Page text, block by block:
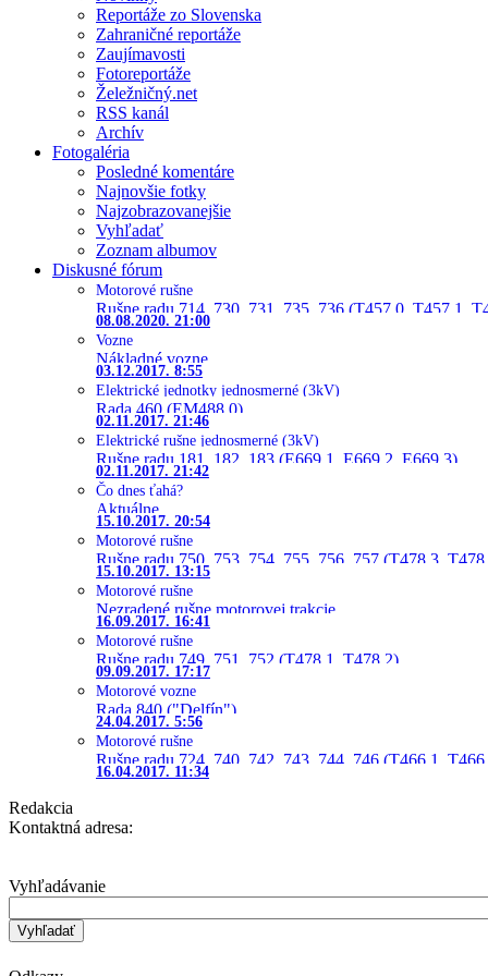
Reportáže zo Slovenska
Zahraničné reportáže
Zaujímavosti
Fotoreportáže
Želežničný.net
RSS kanál
Archív
Fotogaléria
Posledné komentáre
Najnovšie fotky
Najzobrazovanejšie
Vyhľadať
Zoznam albumov
Diskusné fórum
Motorové rušne
Rušne radu 714, 730, 731, 735, 736 (T457.0, T457.1,
08.08.2020. 21:00
Vozne
Nákladné vozne
03.12.2017. 8:55
Elektrické jednotky jednosmerné (3kV)
Rada 460 (EM488.0)
02.11.2017. 21:46
Elektrické rušne jednosmerné (3kV)
Rušne radu 181, 182, 183 (E669.1, E669.2, E669.3)
02.11.2017. 21:42
Čo dnes ťahá?
Aktuálne
15.10.2017. 20:54
Motorové rušne
Rušne radu 750, 753, 754, 755, 756, 757 (T478.3,
15.10.2017. 13:15
Motorové rušne
Nezradené rušne motorovej trakcie
16.09.2017. 16:41
Motorové rušne
Rušne radu 749, 751, 752 (T478.1, T478.2)
09.09.2017. 17:17
Motorové vozne
Rada 840 ("Delfín")
24.04.2017. 5:56
Motorové rušne
Rušne radu 724, 740, 742, 743, 744, 746 (T466.1,
16.04.2017. 11:34
Redakcia
Kontaktná adresa:
Vyhľadávanie